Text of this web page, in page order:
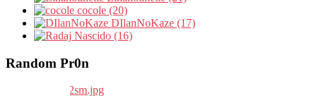
cocole (20)
DIlanNoKaze (17)
Nascido (16)
Random Pr0n